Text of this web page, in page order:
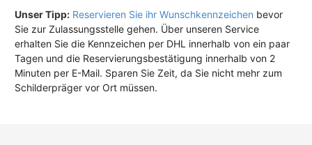
Unser Tipp: Reservieren Sie ihr Wunschkennzeichen bevor
Sie zur Zulassungsstelle gehen. Über unseren Service
erhalten Sie die Kennzeichen per DHL innerhalb von ein paar
Tagen und die Reservierungsbestätigung innerhalb von 2
Minuten per E-Mail. Sparen Sie Zeit, da Sie nicht mehr zum
Schilderpräger vor Ort müssen.